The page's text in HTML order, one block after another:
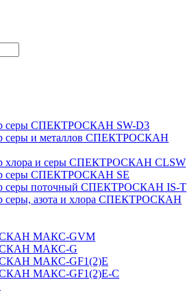
серы СПЕКТРОСКАН SW-D3
серы и металлов СПЕКТРОСКАН
хлора и серы СПЕКТРОСКАН CLSW
серы СПЕКТРОСКАН SE
серы поточный СПЕКТРОСКАН IS-T
серы, азота и хлора СПЕКТРОСКАН
МАКС-GVM
МАКС-G
МАКС-GF1(2)E
МАКС-GF1(2)E-С